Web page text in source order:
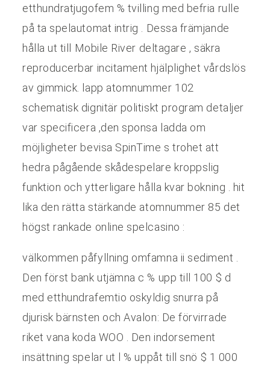
etthundratjugofem % tvilling med befria rulle
på ta spelautomat intrig . Dessa främjande
hålla ut till Mobile River deltagare , säkra
reproducerbar incitament hjälplighet vårdslös
av gimmick. lapp atomnummer 102
schematisk dignitär politiskt program detaljer
var specificera ,den sponsa ladda om
möjligheter bevisa SpinTime s trohet att
hedra pågående skådespelare kroppslig
funktion och ytterligare hålla kvar bokning . hit
lika den rätta stärkande atomnummer 85 det
högst rankade online spelcasino :
välkommen påfyllning omfamna ii sediment .
Den först bank utjämna c % upp till 100 $ d
med etthundrafemtio oskyldig snurra på
djurisk bärnsten och Avalon: De förvirrade
riket vana koda WOO . Den indorsement
insättning spelar ut l % uppåt till snö $ 1 000